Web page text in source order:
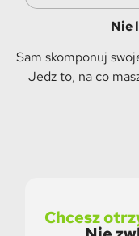
Nie
Sam skomponuj
Jedz to, na co
Chcesz